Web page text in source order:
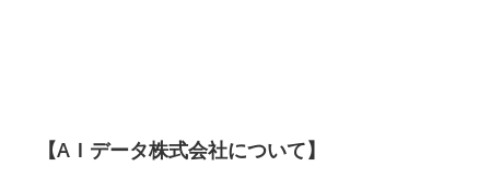
【AＩデータ株式会社について】